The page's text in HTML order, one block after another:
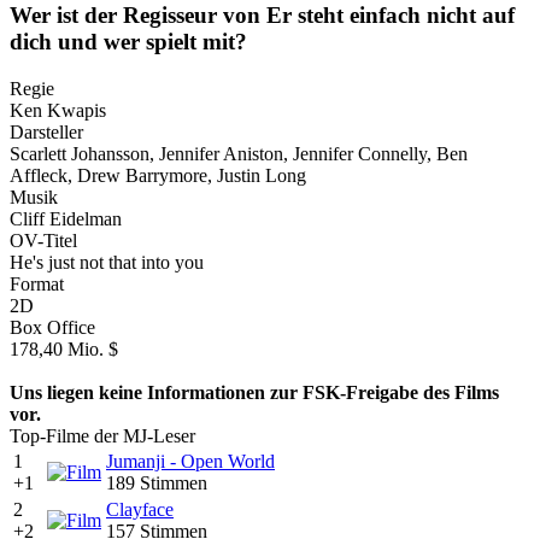
Wer ist der Regisseur von Er steht einfach nicht auf
dich und wer spielt mit?
Regie
Ken Kwapis
Darsteller
Scarlett Johansson, Jennifer Aniston, Jennifer Connelly, Ben
Affleck, Drew Barrymore, Justin Long
Musik
Cliff Eidelman
OV-Titel
He's just not that into you
Format
2D
Box Office
178,40 Mio. $
Uns liegen keine Informationen zur FSK-Freigabe des Films
vor.
Top-Filme der MJ-Leser
1
+1
Jumanji - Open World
189 Stimmen
2
+2
Clayface
157 Stimmen